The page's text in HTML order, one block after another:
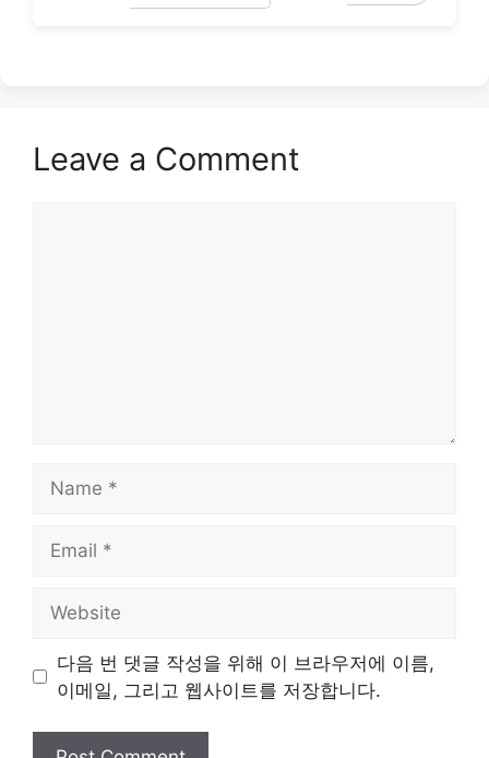
Leave a Comment
다음 번 댓글 작성을 위해 이 브라우저에 이름,
이메일, 그리고 웹사이트를 저장합니다.